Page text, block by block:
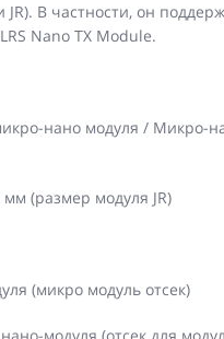
В частности, он
Nano TX Module.
нано модуля / Микро-
(размер модуля JR)
(микро модуль отсек)